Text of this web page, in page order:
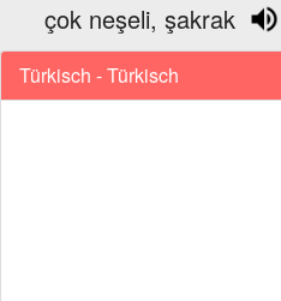
çok neşeli, şakrak
Türkisch - Türkisch